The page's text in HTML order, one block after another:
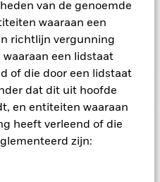
van de genoemde
waaraan een
richtlijn vergunning
een lidstaat
of die door een lidstaat
dat dit uit hoofde
en entiteiten waaraan
heeft verleend of die
zijn:
in specifieke
Dit betekent dat het
economische, markt-,
effecten
schommelingen op de
factoren die van invloed zijn,
nieuws, bedrijfsresultaten en
beïnvloed door de
en de
28/okt/2022